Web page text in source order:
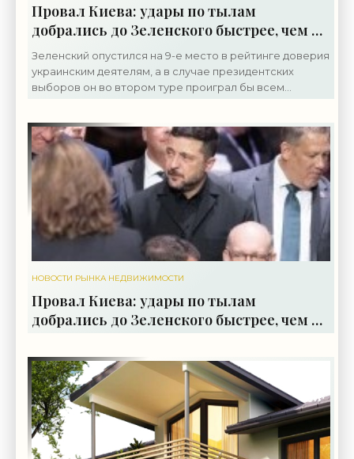
Провал Киева: удары по тылам
добрались до Зеленского быстрее, чем до
России - «Недвижимость»
Зеленский опустился на 9-е место в рейтинге доверия
украинским деятелям, а в случае президентских
выборов он во втором туре проиграл бы всем
основным конкурентам, следует из результатов
НОВОСТИ РЫНКА НЕДВИЖИМОСТИ
Провал Киева: удары по тылам
добрались до Зеленского быстрее, чем до
России - «Недвижимость»